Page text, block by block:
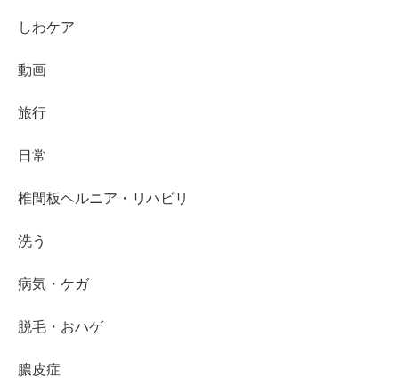
しわケア
動画
旅行
日常
椎間板ヘルニア・リハビリ
洗う
病気・ケガ
脱毛・おハゲ
膿皮症